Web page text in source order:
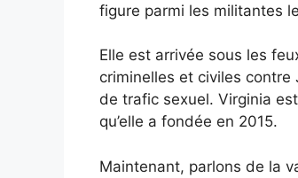
figure parmi les militantes
Elle est arrivée sous les
criminelles et civiles
de trafic sexuel. Virginia
qu’elle a fondée en 2015.
Maintenant, parlons de la